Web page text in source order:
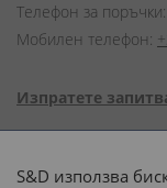
Телефон за поръчки:
Мобилен телефон:
Изпратете
S&D използва